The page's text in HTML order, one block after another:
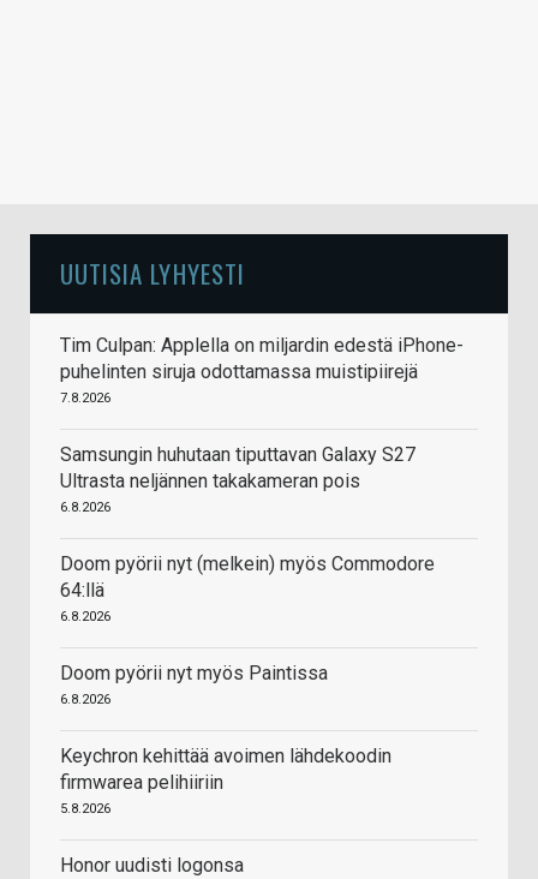
UUTISIA LYHYESTI
Tim Culpan: Applella on miljardin edestä iPhone-
puhelinten siruja odottamassa muistipiirejä
7.8.2026
Samsungin huhutaan tiputtavan Galaxy S27
Ultrasta neljännen takakameran pois
6.8.2026
Doom pyörii nyt (melkein) myös Commodore
64:llä
6.8.2026
Doom pyörii nyt myös Paintissa
6.8.2026
Keychron kehittää avoimen lähdekoodin
firmwarea pelihiiriin
5.8.2026
Honor uudisti logonsa